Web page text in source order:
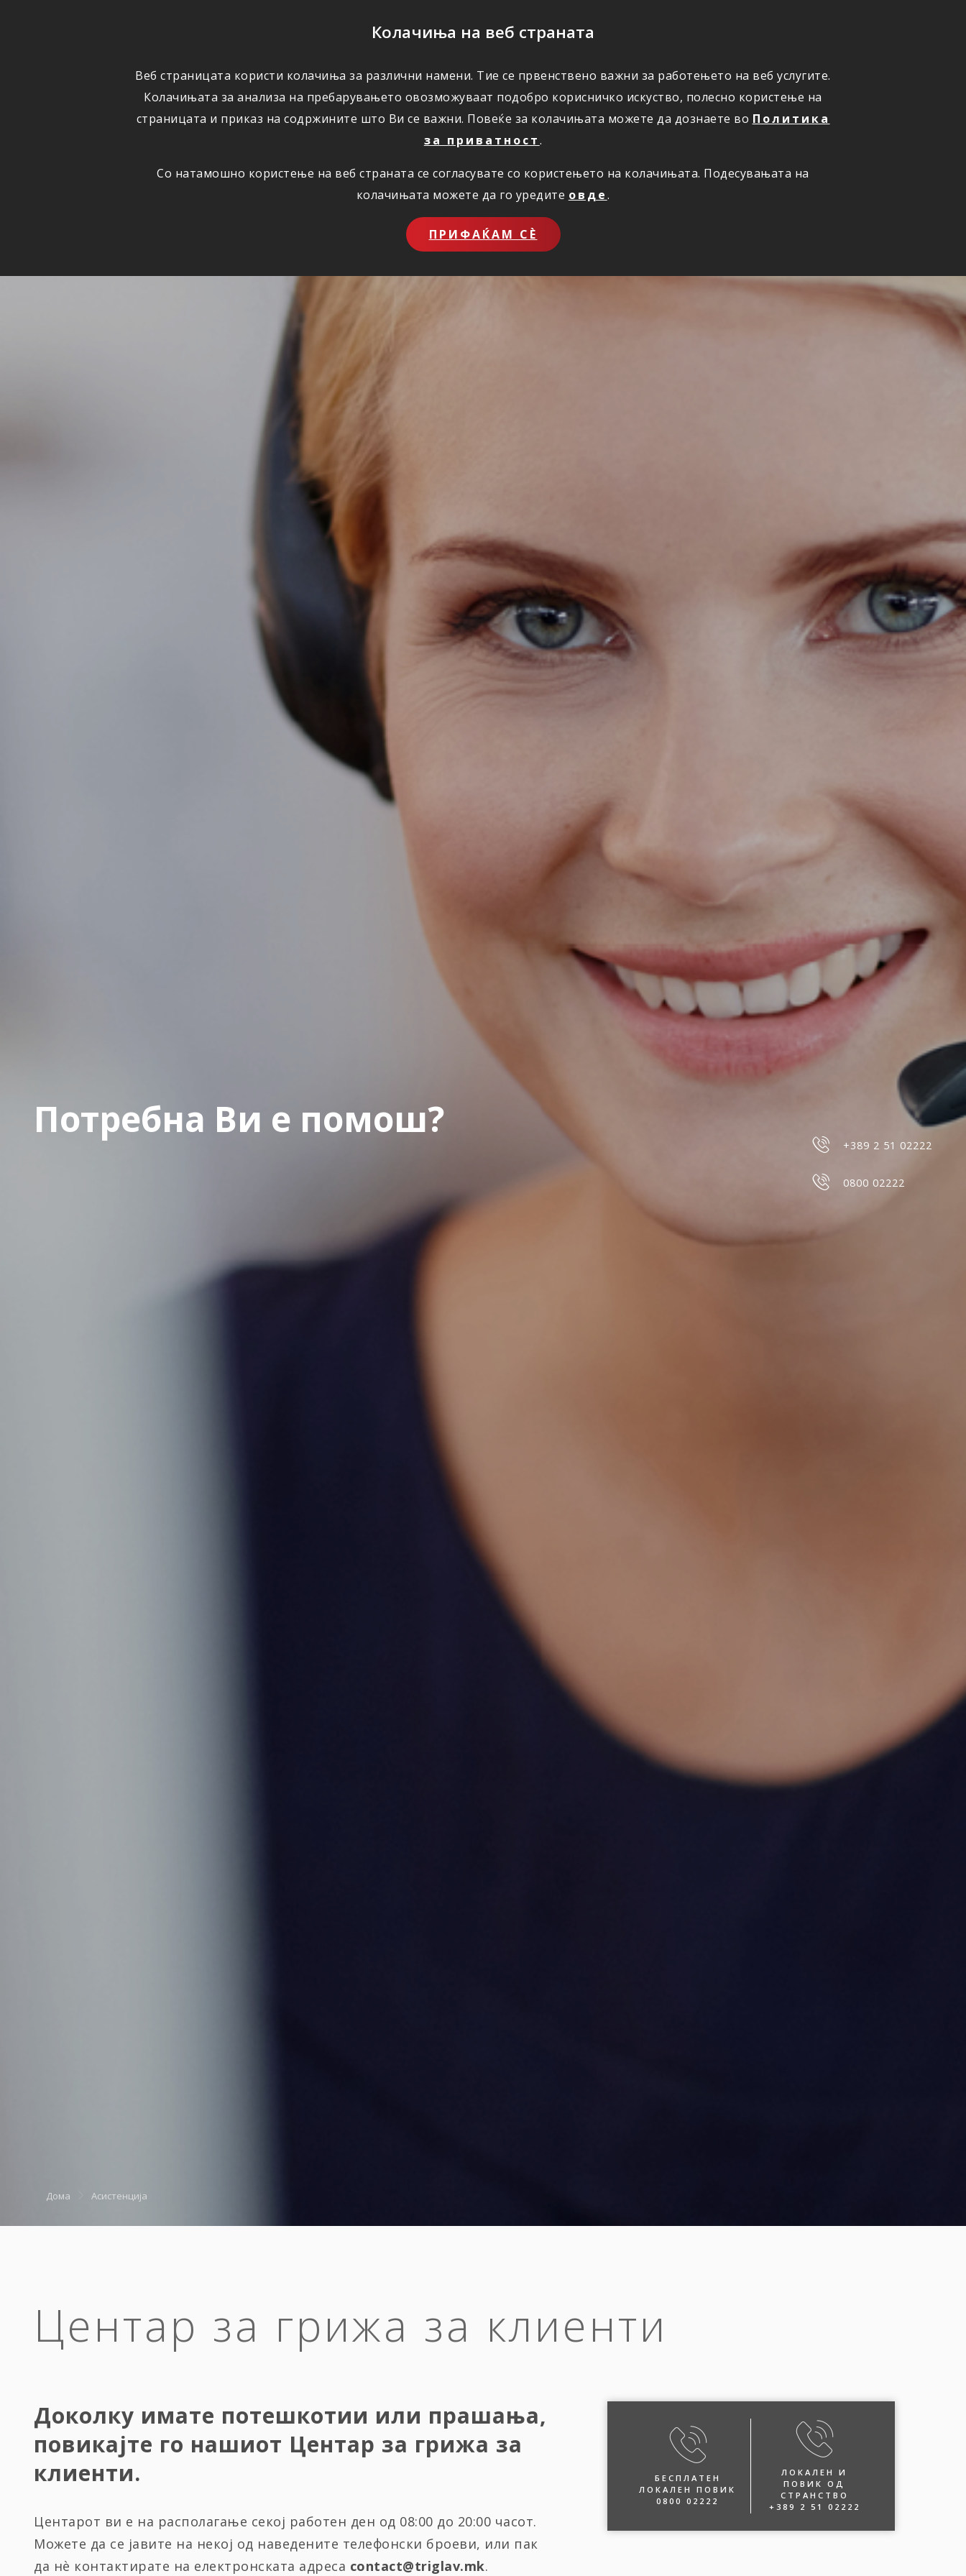
Колачиња на веб страната
Веб страницата користи колачиња за различни намени. Тие се првенствено важни за работењето на веб услугите.
Колачињата за анализа на пребарувањето овозможуваат подобро корисничко искуство, полесно користење на
страницата и приказ на содржините што Ви се важни. Повеќе за колачињата можете да дознаете во Политика
за приватност.
Со натамошно користење на веб страната се согласувате со користењето на колачињата. Подесувањата на
колачињата можете да го уредите овде.
ПРИФАЌАМ СЀ
ОСИГУРУВАЊЕ ШТЕТИ ПОВОЛНОСТИ КОРИСНО ЗА НАС ОНЛАЈН ПРИЈАВИ ШТЕТА
Потребна Ви е помош?
+389 2 51 02222
0800 02222
Дома Асистенција
Центар за грижа за клиенти
Доколку имате потешкотии или прашања,
повикајте го нашиот Центар за грижа за
клиенти.
Центарот ви е на располагање секој работен ден од 08:00 до 20:00 часот.
Можете да се јавите на некој од наведените телефонски броеви, или пак
да нѐ контактирате на електронската адреса contact@triglav.mk.
БЕСПЛАТЕН
ЛОКАЛЕН ПОВИК
0800 02222
ЛОКАЛЕН И
ПОВИК ОД
СТРАНСТВО
+389 2 51 02222